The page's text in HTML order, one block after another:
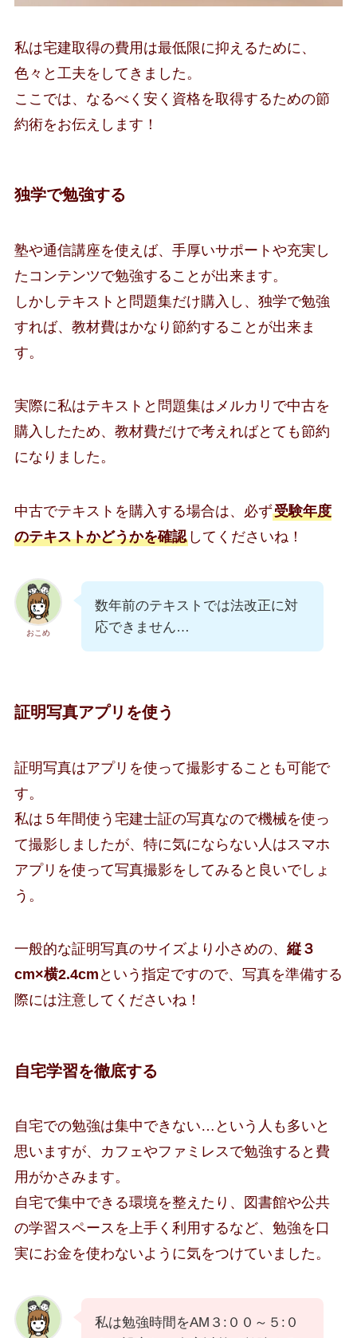
私は宅建取得の費用は最低限に抑えるために、
色々と工夫をしてきました。
ここでは、なるべく安く資格を取得するための節
約術をお伝えします！
独学で勉強する
塾や通信講座を使えば、手厚いサポートや充実し
たコンテンツで勉強することが出来ます。
しかしテキストと問題集だけ購入し、独学で勉強
すれば、教材費はかなり節約することが出来ま
す。
実際に私はテキストと問題集はメルカリで中古を
購入したため、教材費だけで考えればとても節約
になりました。
中古でテキストを購入する場合は、必ず受験年度
のテキストかどうかを確認してくださいね！
おこめ
数年前のテキストでは法改正に対
応できません…
証明写真アプリを使う
証明写真はアプリを使って撮影することも可能で
す。
私は５年間使う宅建士証の写真なので機械を使っ
て撮影しましたが、特に気にならない人はスマホ
アプリを使って写真撮影をしてみると良いでしょ
う。
一般的な証明写真のサイズより小さめの、 縦３
cm×横2.4cm という指定ですので、写真を準備する
際には注意してくださいね！
自宅学習を徹底する
自宅での勉強は集中できない…という人も多いと
思いますが、カフェやファミレスで勉強すると費
用がかさみます。
自宅で集中できる環境を整えたり、図書館や公共
の学習スペースを上手く利用するなど、勉強を口
実にお金を使わないように気をつけていました。
私は勉強時間をAM３:００～５:０